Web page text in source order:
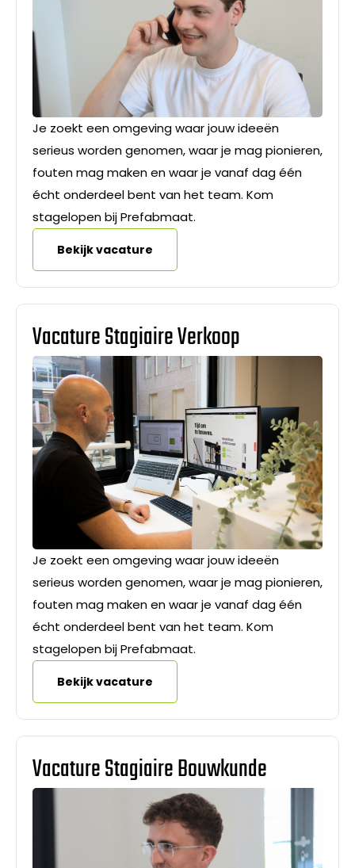
Je zoekt een omgeving waar jouw ideeën
serieus worden genomen, waar je mag pionieren,
fouten mag maken en waar je vanaf dag één
écht onderdeel bent van het team. Kom
stagelopen bij Prefabmaat.
Bekijk vacature
Vacature Stagiaire Verkoop
Je zoekt een omgeving waar jouw ideeën
serieus worden genomen, waar je mag pionieren,
fouten mag maken en waar je vanaf dag één
écht onderdeel bent van het team. Kom
stagelopen bij Prefabmaat.
Bekijk vacature
Vacature Stagiaire Bouwkunde